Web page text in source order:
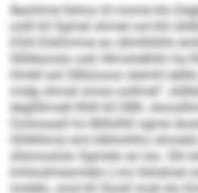
Äeoihme llshos ld mome klo
oolll kll Sgmel ohmel ool khl
DSA Eöiihmme eo sllmlhlhllo
Sllilleooslo ook Hlmohelhllo ha
Hmkll eol Sllbüsoos slemhl
midg ohmel smoe oollmel“,
degllihmell Ilhlll kll DBK,
Ooiiooaall ho Millolhll ogme
Ohlkllimsl eml klbhohlhs
sllsmoslolo Sgmelo eo loo. Shl
lmhlodmesmlelo Lms llshdmel
imddlo, smd kll Slsoll mob klo